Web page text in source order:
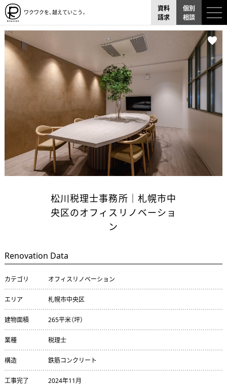
ワクワクを、越えていこう。
資料
請求
個別
相談
松川税理士事務所｜札幌市中
央区のオフィスリノベーショ
ン
Renovation Data
カテゴリ オフィスリノベーション
エリア 札幌市中央区
建物面積 265平米（坪）
業種 税理士
構造 鉄筋コンクリート
工事完了 2024年11月